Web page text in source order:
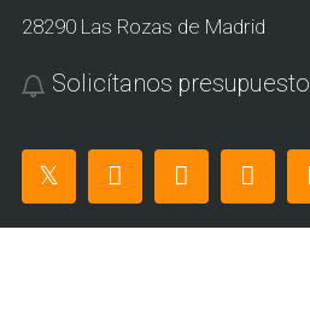
28290 Las Rozas de Madrid
Solicítanos presupuesto